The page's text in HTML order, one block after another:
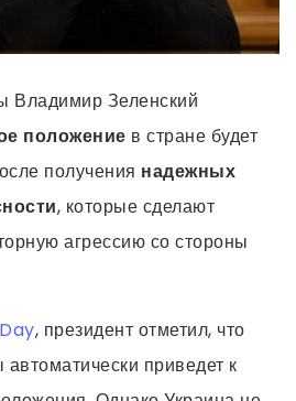
Владимир Зеленский
положение в стране будет
получения надежных
, которые сделают
агрессию со стороны
, президент отметил, что
приведет к